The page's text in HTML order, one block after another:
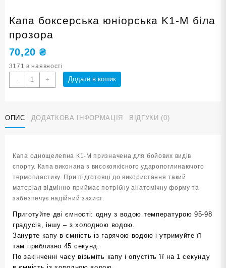
Капа боксерська юніорська K1-M біла
прозора
70,20 ₴
3171 в наявності
-
Капа
боксерська
M
біла
+ Додати в кошик
ОПИС ДОДАТКОВА ІНФОРМАЦІЯ ВІДГУКИ (0)
Капа однощелепна К1-М призначена для бойових видів
спорту. Капа виконана з високоякісного ударопоглинаючого
термопластику. При підготовці до використання такий
матеріал відмінно приймає потрібну анатомічну форму та
забезпечує надійний захист.
Приготуйте дві ємності: одну з водою температурою 95-98
градусів, іншу – з холодною водою.
Занурте капу в ємність із гарячою водою і утримуйте її
там приблизно 45 секунд.
По закінченні часу візьміть капу і опустіть її на 1 секунду